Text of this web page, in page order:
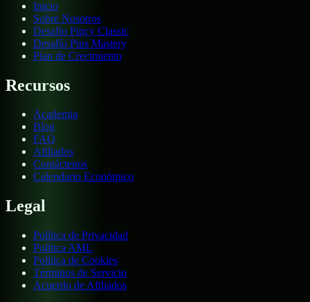
Inicio
Sobre Nosotros
Desafío Pipcy Classic
Desafío Pips Mastery
Plan de Crecimiento
Recursos
Academia
Blog
FAQ
Afiliados
Contáctenos
Calendario Económico
Legal
Política de Privacidad
Política AML
Política de Cookies
Términos de Servicio
Acuerdo de Afiliados